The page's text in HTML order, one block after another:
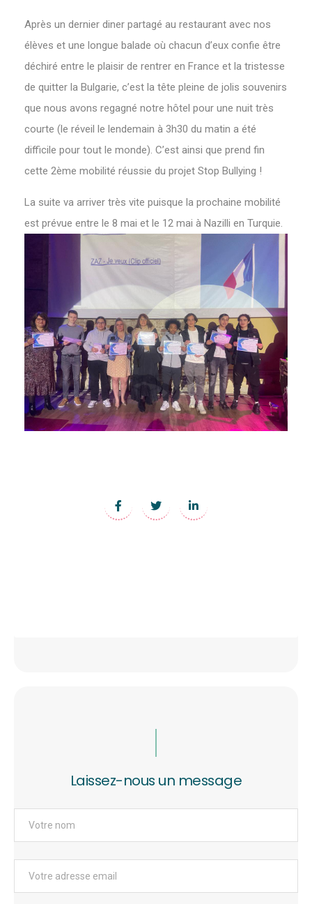
Après un dernier diner partagé au restaurant avec nos
élèves et une longue balade où chacun d’eux confie être
déchiré entre le plaisir de rentrer en France et la tristesse
de quitter la Bulgarie, c’est la tête pleine de jolis souvenirs
que nous avons regagné notre hôtel pour une nuit très
courte (le réveil le lendemain à 3h30 du matin a été
difficile pour tout le monde). C’est ainsi que prend fin
cette 2ème mobilité réussie du projet Stop Bullying !
La suite va arriver très vite puisque la prochaine mobilité
est prévue entre le 8 mai et le 12 mai à Nazilli en Turquie.
Laissez-nous un message